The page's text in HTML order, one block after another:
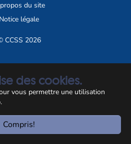
des cookies.
vous permettre une utilisation
Compris!
du site
Notice légale
CCSS 2026